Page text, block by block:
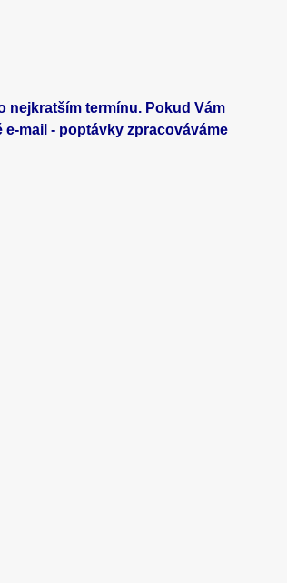
nejkratším termínu. Pokud Vám
mail - poptávky zpracováváme